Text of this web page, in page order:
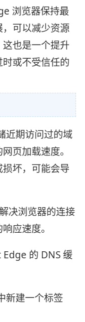
浏览器保持最
可以减少资源
也是一个提升
或不受信任的
近期访问过的域
页加载速度。
坏，可能会导
决浏览器的连接
应速度。
的 DNS 缓
新建一个标签